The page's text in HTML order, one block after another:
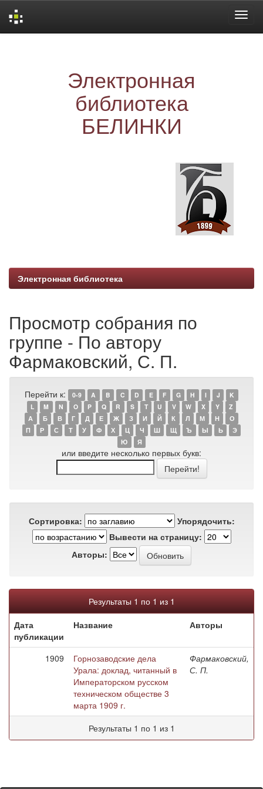
Электронная
библиотека
БЕЛИНКИ
Электронная библиотека
Просмотр собрания по
группе - По автору
Фармаковский, С. П.
Перейти к: 0-9 A B C D E F G H I J
K
L
M N O P Q R S T U V W X Y
Z
А
Б В Г Д Е Ж З И Й К Л М Н
О
П
Р С Т У Ф Х Ц Ч Ш Щ Ъ Ы Ь
Э
Ю
Я
или введите несколько первых букв:
Сортировка:
Упорядочить:
Вывести на страницу:
Авторы:
Результаты 1 по 1 из 1
Дата
публикации
Название Авторы
1909
Горнозаводские дела
Урала: доклад, читанный в
Императорском русском
техническом обществе 3
марта 1909 г.
Фармаковский,
С. П.
Результаты 1 по 1 из 1